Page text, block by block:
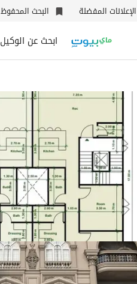
الإعلانات المفضلة البحث المحفوظ
ابحث عن الوكيل